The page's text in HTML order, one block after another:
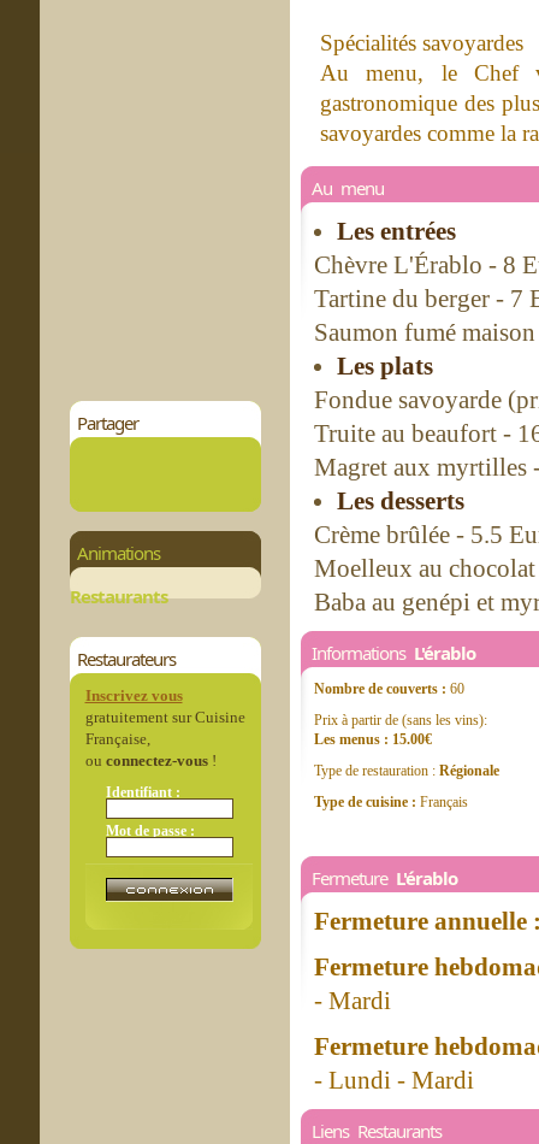
Partager
Animations
Restaurants
Restaurateurs
Inscrivez vous
gratuitement sur Cuisine
Française,
ou connectez-vous!
Identifiant :
Mot de passe :
Spécialités savoyardes
Au menu, le Chef
gastronomique des
savoyardes comme la
Au menu
Les entrées
Chèvre L'Érablo - 8
Tartine du berger - 7
Saumon fumé
Les plats
Fondue savoyarde
Truite au beaufort -
Magret aux myrtilles
Les desserts
Crème brûlée - 5.5
Moelleux au
Baba au genépi et
Informations L'érablo
Nombre de couverts : 60
Prix à partir de (sans les vins):
Les menus : 15.00€
Type de restauration : Régionale
Type de cuisine : Français
Fermeture L'érablo
Fermeture annuelle
Fermeture
- Mardi
Fermeture
- Lundi - Mardi
Liens Restaurants